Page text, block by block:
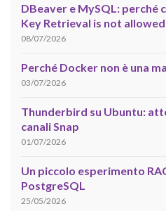
DBeaver e MySQL: perché
Key Retrieval is not
08/07/2026
Perché Docker non è una
03/07/2026
Thunderbird su Ubuntu:
canali Snap
01/07/2026
Un piccolo esperimento
PostgreSQL
25/05/2026